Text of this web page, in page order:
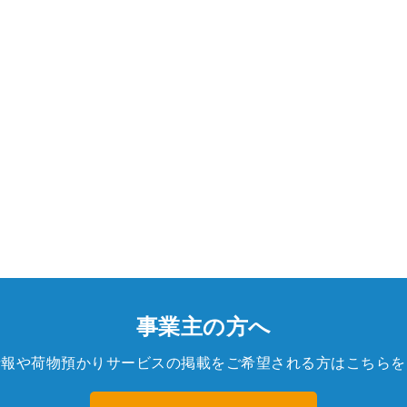
事業主の方へ
や荷物預かりサービスの掲載をご希望される方はこちらを